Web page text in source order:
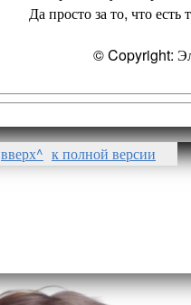
Да просто за то, что есть
© Copyright:
вверх^ к полной версии